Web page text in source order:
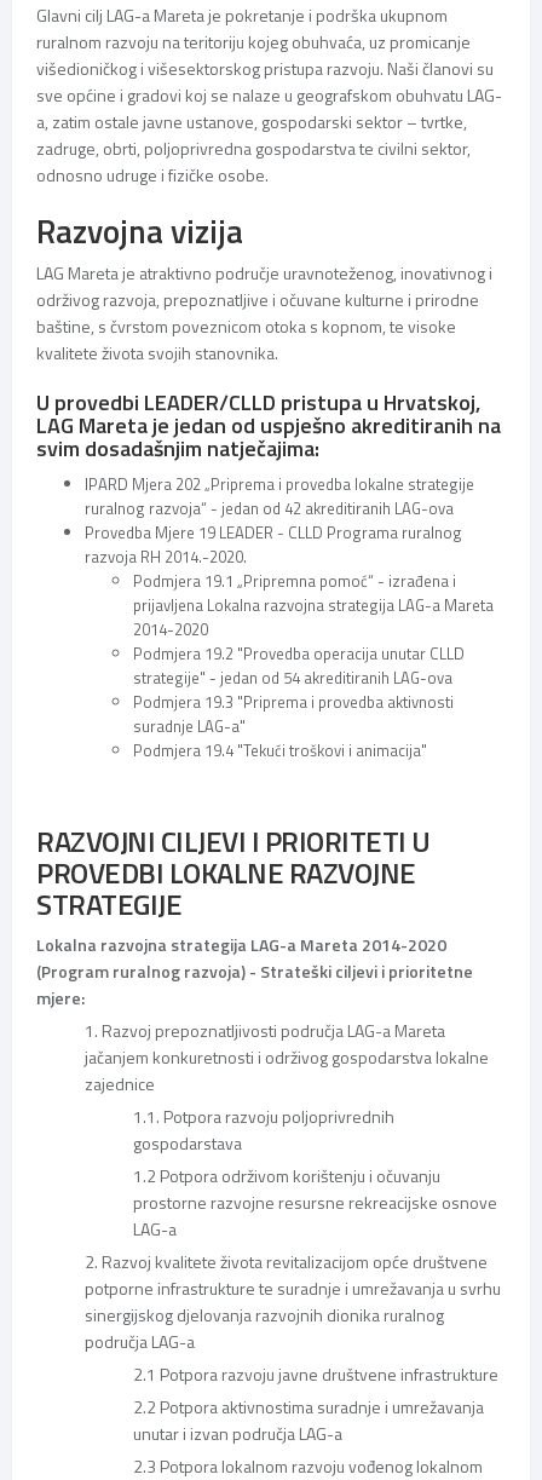
Glavni cilj LAG-a Mareta je pokretanje i podrška ukupnom
ruralnom razvoju na teritoriju kojeg obuhvaća, uz promicanje
višedioničkog i višesektorskog pristupa razvoju. Naši članovi su
sve općine i gradovi koj se nalaze u geografskom obuhvatu LAG-
a, zatim ostale javne ustanove, gospodarski sektor – tvrtke,
zadruge, obrti, poljoprivredna gospodarstva te civilni sektor,
odnosno udruge i fizičke osobe.
Razvojna vizija
LAG Mareta je atraktivno područje uravnoteženog, inovativnog i
održivog razvoja, prepoznatljive i očuvane kulturne i prirodne
baštine, s čvrstom poveznicom otoka s kopnom, te visoke
kvalitete života svojih stanovnika.
U provedbi LEADER/CLLD pristupa u Hrvatskoj,
LAG Mareta je jedan od uspješno akreditiranih na
svim dosadašnjim natječajima:
IPARD Mjera 202 „Priprema i provedba lokalne strategije
ruralnog razvoja“ - jedan od 42 akreditiranih LAG-ova
Provedba Mjere 19 LEADER - CLLD Programa ruralnog
razvoja RH 2014.-2020.
Podmjera 19.1 „Pripremna pomoć“ - izrađena i
prijavljena Lokalna razvojna strategija LAG-a Mareta
2014-2020
Podmjera 19.2 "Provedba operacija unutar CLLD
strategije" - jedan od 54 akreditiranih LAG-ova
Podmjera 19.3 "Priprema i provedba aktivnosti
suradnje LAG-a"
Podmjera 19.4 "Tekući troškovi i animacija"
RAZVOJNI CILJEVI I PRIORITETI U
PROVEDBI LOKALNE RAZVOJNE
STRATEGIJE
Lokalna razvojna strategija LAG-a Mareta 2014-2020
(Program ruralnog razvoja) - Strateški ciljevi i prioritetne
mjere:
1. Razvoj prepoznatljivosti područja LAG-a Mareta
jačanjem konkuretnosti i održivog gospodarstva lokalne
zajednice
1.1. Potpora razvoju poljoprivrednih
gospodarstava
1.2 Potpora održivom korištenju i očuvanju
prostorne razvojne resursne rekreacijske osnove
LAG-a
2. Razvoj kvalitete života revitalizacijom opće društvene
potporne infrastrukture te suradnje i umrežavanja u svrhu
sinergijskog djelovanja razvojnih dionika ruralnog
područja LAG-a
2.1 Potpora razvoju javne društvene infrastrukture
2.2 Potpora aktivnostima suradnje i umrežavanja
unutar i izvan područja LAG-a
2.3 Potpora lokalnom razvoju vođenog lokalnom